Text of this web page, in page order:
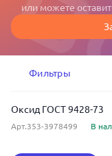
или можете
Фильтры
Оксид ГОСТ 9428-73
Арт.353-3978499 В